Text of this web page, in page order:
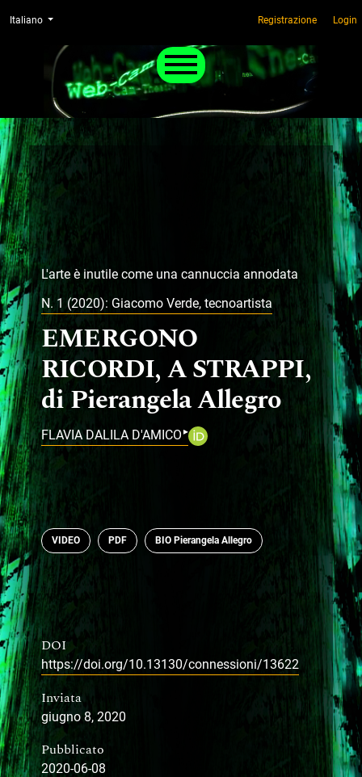
Cambia la lingua. La lingua corrente è:
Italiano
Menu di amministrazione
Registrazione Login
Menu principale
L'arte è inutile come una cannuccia annodata
N. 1 (2020): Giacomo Verde, tecnoartista
EMERGONO
RICORDI, A STRAPPI,
di Pierangela Allegro
FLAVIA DALILA D'AMICO ▸
VIDEO PDF BIO Pierangela Allegro
DOI
https://doi.org/10.13130/connessioni/13622
Inviata
giugno 8, 2020
Pubblicato
2020-06-08